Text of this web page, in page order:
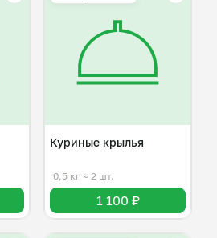
Куриные крылья
0,5 кг ≈ 2 шт.
1 100 ₽